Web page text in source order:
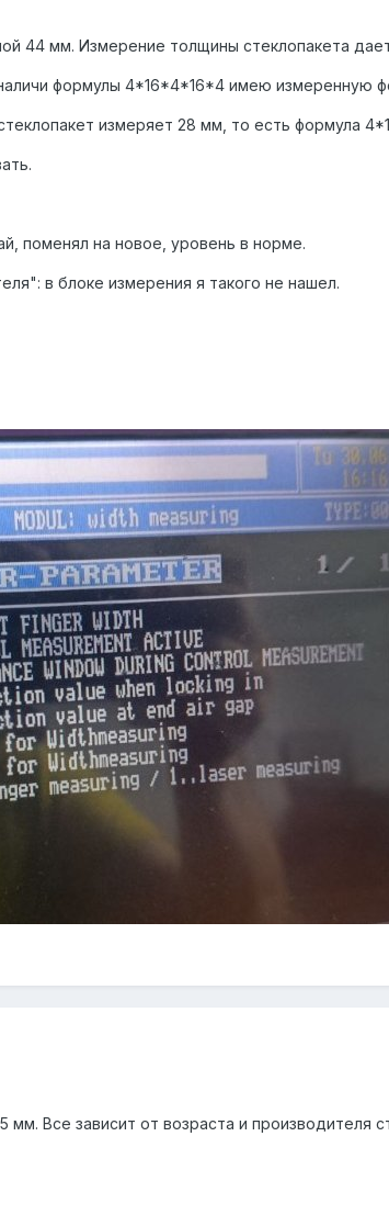
44 мм. Измерение толщины стеклопакета
формулы 4*16*4*16*4 имею измеренную
измеряет 28 мм, то есть формула
поменял на новое, уровень в норме.
в блоке измерения я такого не нашел.
Все зависит от возраста и производителя